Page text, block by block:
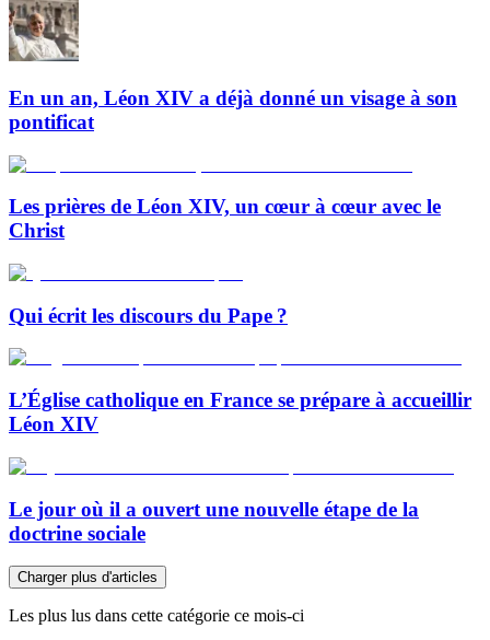
En un an, Léon XIV a déjà donné un visage à son
pontificat
Les prières de Léon XIV, un cœur à cœur avec le
Christ
Qui écrit les discours du Pape ?
L’Église catholique en France se prépare à accueillir
Léon XIV
Le jour où il a ouvert une nouvelle étape de la
doctrine sociale
Charger plus d'articles
Les plus lus dans cette catégorie ce mois-ci